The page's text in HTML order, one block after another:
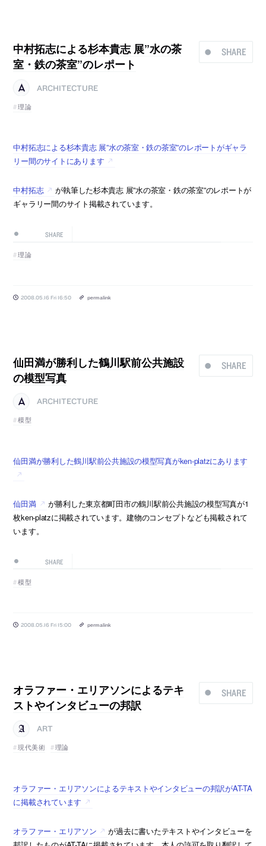
SHARE
中村拓志による杉本貴志 展”水の茶
室・鉄の茶室”のレポート
ARCHITECTURE
理論
中村拓志による杉本貴志 展”水の茶室・鉄の茶室”のレポートがギャラ
リー間のサイトにあります
中村拓志
が執筆した杉本貴志 展”水の茶室・鉄の茶室”のレポートが
ギャラリー間のサイト掲載されています。
SHARE
理論
2008.05.16 Fri 16:50 permalink
SHARE
仙田満が勝利した鶴川駅前公共施設
の模型写真
ARCHITECTURE
模型
仙田満が勝利した鶴川駅前公共施設の模型写真がken-platzにあります
仙田満
が勝利した東京都町田市の鶴川駅前公共施設の模型写真が1
枚ken-platzに掲載されています。建物のコンセプトなども掲載されて
います。
SHARE
模型
2008.05.16 Fri 15:00 permalink
SHARE
オラファー・エリアソンによるテキ
ストやインタビューの邦訳
ART
現代美術
理論
オラファー・エリアソンによるテキストやインタビューの邦訳がAT-TA
に掲載されています
オラファー・エリアソン
が過去に書いたテキストやインタビューを